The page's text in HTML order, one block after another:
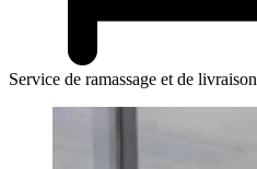
Service de ramassage et de livraison